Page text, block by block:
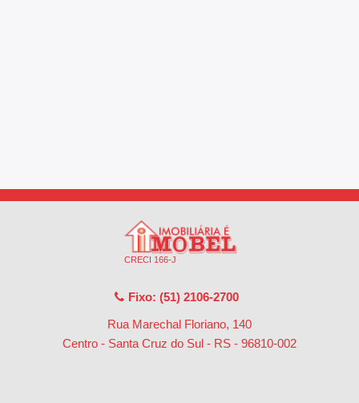
CRECI 166-J
Fixo: (51) 2106-2700
Rua Marechal Floriano, 140
Centro - Santa Cruz do Sul - RS - 96810-002